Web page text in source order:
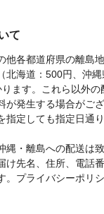
て
他各都道府県の離島
北海道：500円、沖
ます。これら以外
が発生する場合がござ
指定しても指定日通
縄・離島への配送は致
け先名、住所、電話
。プライバシーポリ